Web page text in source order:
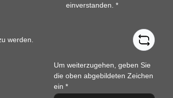
werden.
einverstanden.*
Um weiterzugehen, geben Sie
die oben abgebildeten Zeichen
ein*